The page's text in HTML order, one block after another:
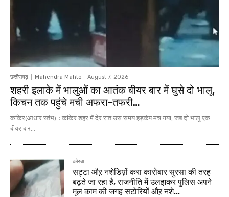
छत्तीसगढ़ Mahendra Mahto - August 7, 2026
शहरी इलाके में भालुओं का आतंक बीयर बार में घुसे दो भालू,
किचन तक पहुंचे मची अफरा-तफरी…
कांकेर(आधार स्तंभ) : कांकेर शहर में देर रात उस समय हड़कंप मच गया, जब दो भालू एक
बीयर बार...
कोरबा
सट्टा औऱ नशेडिय़ों करा कारोबार सुरसा की तरह
बढ़ते जा रहा है, राजनीति में उलझकर पुलिस अपने
मूल काम की जगह सटोरियों औऱ नशे...